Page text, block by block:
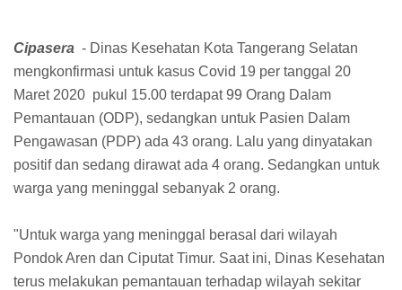
Cipasera - Dinas Kesehatan Kota Tangerang Selatan
mengkonfirmasi untuk kasus Covid 19 per tanggal 20
Maret 2020 pukul 15.00 terdapat 99 Orang Dalam
Pemantauan (ODP), sedangkan untuk Pasien Dalam
Pengawasan (PDP) ada 43 orang. Lalu yang dinyatakan
positif dan sedang dirawat ada 4 orang. Sedangkan untuk
warga yang meninggal sebanyak 2 orang.
"Untuk warga yang meninggal berasal dari wilayah
Pondok Aren dan Ciputat Timur. Saat ini, Dinas Kesehatan
terus melakukan pemantauan terhadap wilayah sekitar